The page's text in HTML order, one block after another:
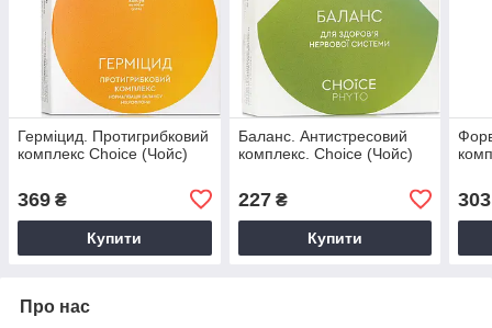
Герміцид. Протигрибковий
комплекс Choice (Чойс)
369 ₴
Купити
Баланс. Антистресовий
комплекс. Choice (Чойс)
227₴
Купити
303
Про нас